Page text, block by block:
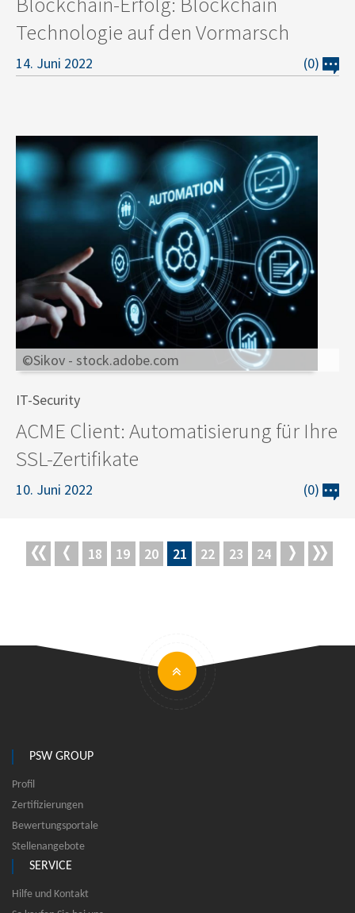
Technologie auf den Vormarsch
14. Juni 2022 (0)
©Sikov - stock.adobe.com
IT-Security
ACME Client: Automatisierung für Ihre
SSL-Zertifikate
10. Juni 2022 (0)
18 19 20 21 22 23 24